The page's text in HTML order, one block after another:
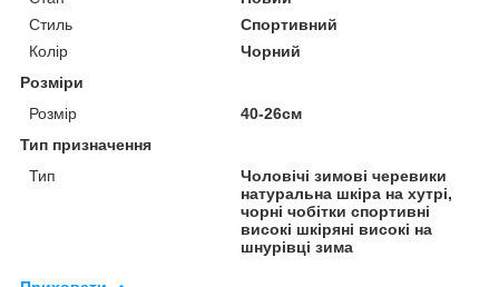
Стиль
Спортивний
Колір
Чорний
Розміри
Розмір
40-26см
Тип призначення
Тип
Чоловічі зимові черевики
натуральна шкіра на хутрі,
чорні чобітки спортивні
високі шкіряні високі на
шнурівці зима